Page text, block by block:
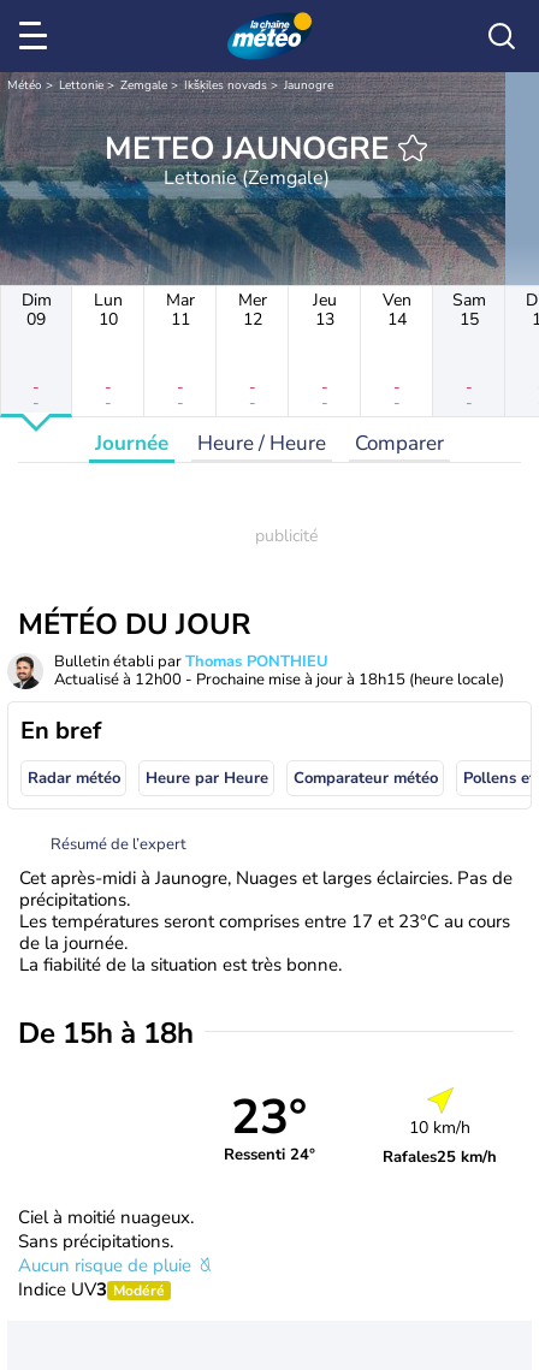
Météo Lettonie Zemgale Ikšķiles novads Jaunogre
METEO JAUNOGRE
Lettonie (Zemgale)
Dim
09
-
-
Lun
10
-
-
Mar
11
-
-
Mer
12
-
-
Jeu
13
-
-
Ven
14
-
-
Sam
15
-
-
Journée Heure / Heure Comparer
MÉTÉO DU JOUR
Bulletin établi parThomas PONTHIEU
Actualisé à 12h00 - Prochaine mise à jour à 18h15 (heure locale)
En bref
Radar météo Heure par Heure Comparateur météo Pollens
Résumé de l’expert
Cet après-midi à Jaunogre, Nuages et larges éclaircies. Pas de
précipitations.
Les températures seront comprises entre 17 et 23°C au cours
de la journée.
La fiabilité de la situation est très bonne.
De 15h à 18h
23°
Ressenti 24°
10 km/h
Rafales25 km/h
Ciel à moitié nuageux.
Sans précipitations.
Aucun risque de pluie
Indice UV3 Modéré